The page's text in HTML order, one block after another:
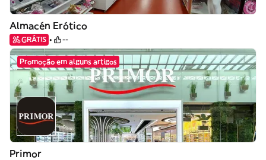
Almacén Erótico
GRÁTIS --
Promoção em alguns artigos
Primor